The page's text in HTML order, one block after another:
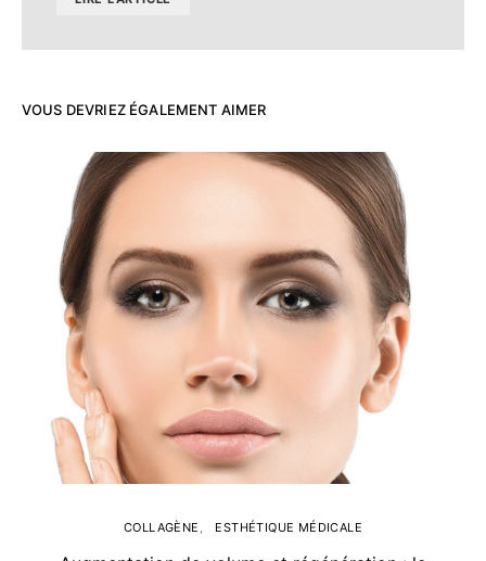
VOUS DEVRIEZ ÉGALEMENT AIMER
COLLAGÈNE ESTHÉTIQUE MÉDICALE